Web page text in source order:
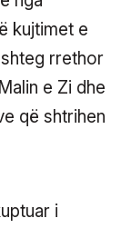
kujtimet e
rrethor
e Zi dhe
që shtrihen